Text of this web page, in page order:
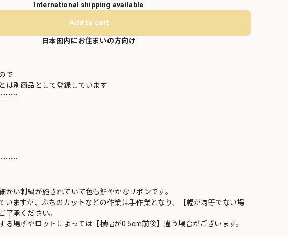
International shipping available
Add to cart
日本国内にお住まいの方向け
で
は別商品として登録しています
かい刺繍が施されていて色も鮮やかなリボンです。
いますが、ふちのカットなどの作業は手作業となり、【幅が均等でない場
了承ください。
る場所やロットによっては【横幅が0.5cm前後】違う場合がございます。